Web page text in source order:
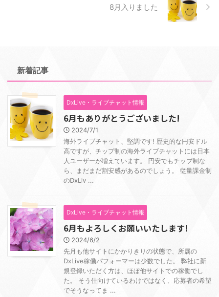
8月入りました
新着記事
DxLive・ライブチャット情報
6月もありがとうございました!
2024/7/1
海外ライブチャット、堅調です! 歴史的な円安ドル
高ですが、チップ制の海外ライブチャットには日本
人ユーザーが増えています。 円安でもチップ制な
ら、まだまだ割安感があるのでしょう。 従量課金制
のDxLiv ...
DxLive・ライブチャット情報
6月もよろしくお願いいたします!
2024/6/2
先月も他サイトにかかりきりの状態で、所属の
DxLive稼働パフォーマーは少数でした。 弊社に新
規登録いただく方は、ほぼ他サイトでの稼働でし
た。 そう仕向けているわけではなく、応募者の希望
でそうなってま ...